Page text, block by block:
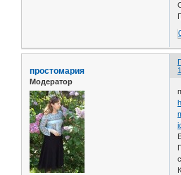
простомария
Модератор